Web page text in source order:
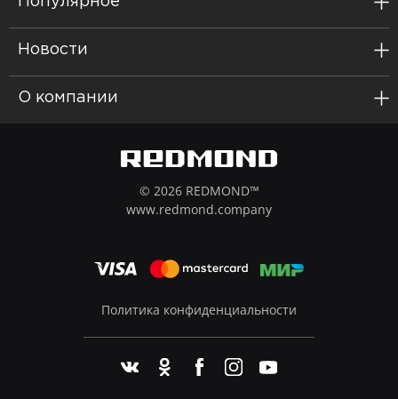
Новости
О компании
© 2026 REDMOND™
www.redmond.company
Политика конфиденциальности